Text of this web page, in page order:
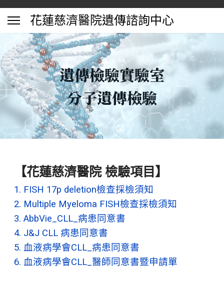
花蓮慈濟醫院遺傳諮詢中心
遺傳檢驗實驗室
分子遺傳檢驗
【花蓮慈濟醫院 檢驗項目】
1. FISH 17p deletion檢查採檢須知
2. Multiple Myeloma FISH檢查採檢須知
3. AbbVie_CLL_病患同意書
4. J&J CLL 病患同意書
5. 血液病學會CLL_病患同意書
6. 血液病學會CLL_醫師同意書暨申請單